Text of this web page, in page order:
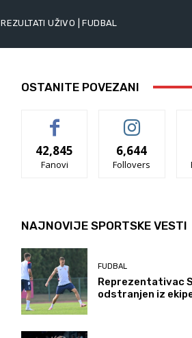
REZULTATI UŽIVO | FUDBAL
OSTANITE POVEZANI
42,845
Fanovi
6,644
Follovers
NAJNOVIJE SPORTSKE VESTI
FUDBAL
Reprezentativac
odstranjen iz